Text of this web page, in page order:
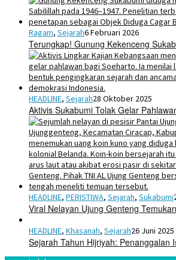
Ragam, Sejarah6 Februari 2026
Terungkap! Gunung Kekenceng
HEADLINE, Sejarah28 Oktober 2025
Aktivis Sukabumi Tolak Gelar
HEADLINE, PERISTIWA, Sejarah, Sukabumi
Viral Nelayan Ujung Genteng
HEADLINE, Khasanah, Sejarah26 Juni 2025
Sejarah Tahun Hijriyah: Penanggalan